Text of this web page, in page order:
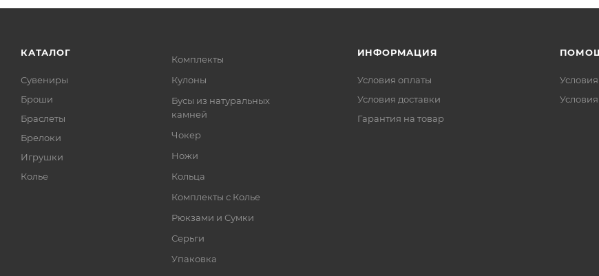
КАТАЛОГ
Сувениры
Броши
Браслеты
Брелоки
Игрушки
Колье
Комплекты
Кулоны
Бусы из натуральных
камней
Чокер
Ножи
Кольца
Комплекты с Колье
Рюкзами и Сумки
Серьги
Упаковка
ИНФОРМАЦИЯ
Условия оплаты
Условия доставки
Гарантия на товар